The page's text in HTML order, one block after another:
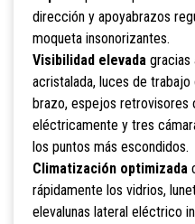
dirección y apoyabrazos
moqueta insonorizantes.
Visibilidad elevadagracias
acristalada, luces de
brazo, espejos retrovisores
eléctricamente y tres
los puntos más escondidos.
Climatización optimizada
rápidamente los vidrios,
elevalunas lateral eléctrico